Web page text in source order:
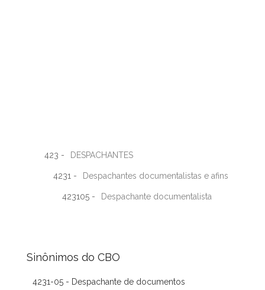
423 - DESPACHANTES
4231 - Despachantes documentalistas e afins
423105 - Despachante documentalista
Sinônimos do CBO
4231-05 - Despachante de documentos